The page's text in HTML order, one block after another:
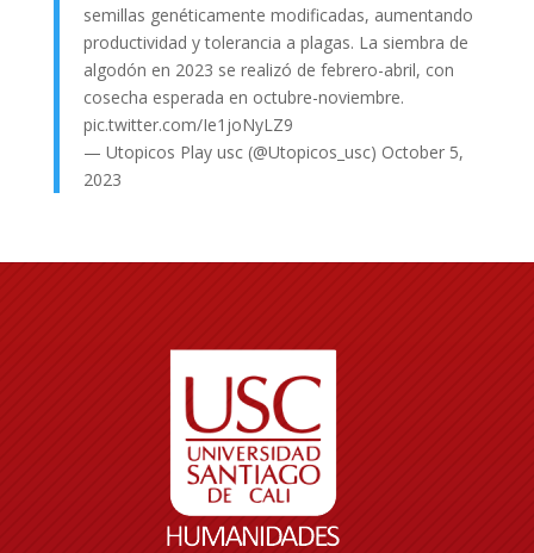
semillas genéticamente modificadas, aumentando
productividad y tolerancia a plagas. La siembra de
algodón en 2023 se realizó de febrero-abril, con
cosecha esperada en octubre-noviembre.
pic.twitter.com/Ie1joNyLZ9
— Utopicos Play usc (@Utopicos_usc) October 5,
2023